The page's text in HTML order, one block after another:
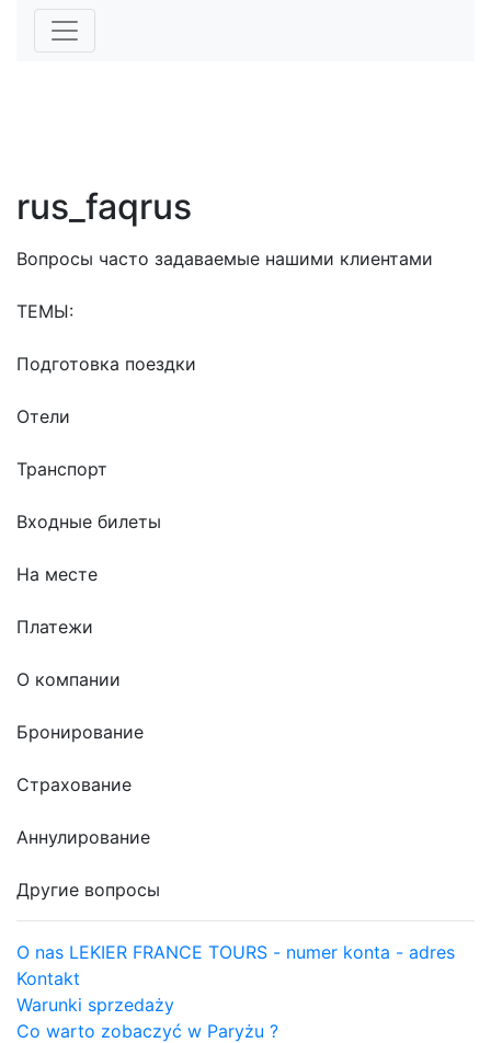
rus_faqrus
Вопросы часто задаваемые нашими клиентами
ТЕМЫ:
Подготовка поездки
Отели
Транспорт
Входные билеты
На месте
Платежи
О компании
Бронирование
Страхование
Аннулирование
Другие вопросы
O nas LEKIER FRANCE TOURS - numer konta - adres
Kontakt
Warunki sprzedaży
Co warto zobaczyć w Paryżu ?